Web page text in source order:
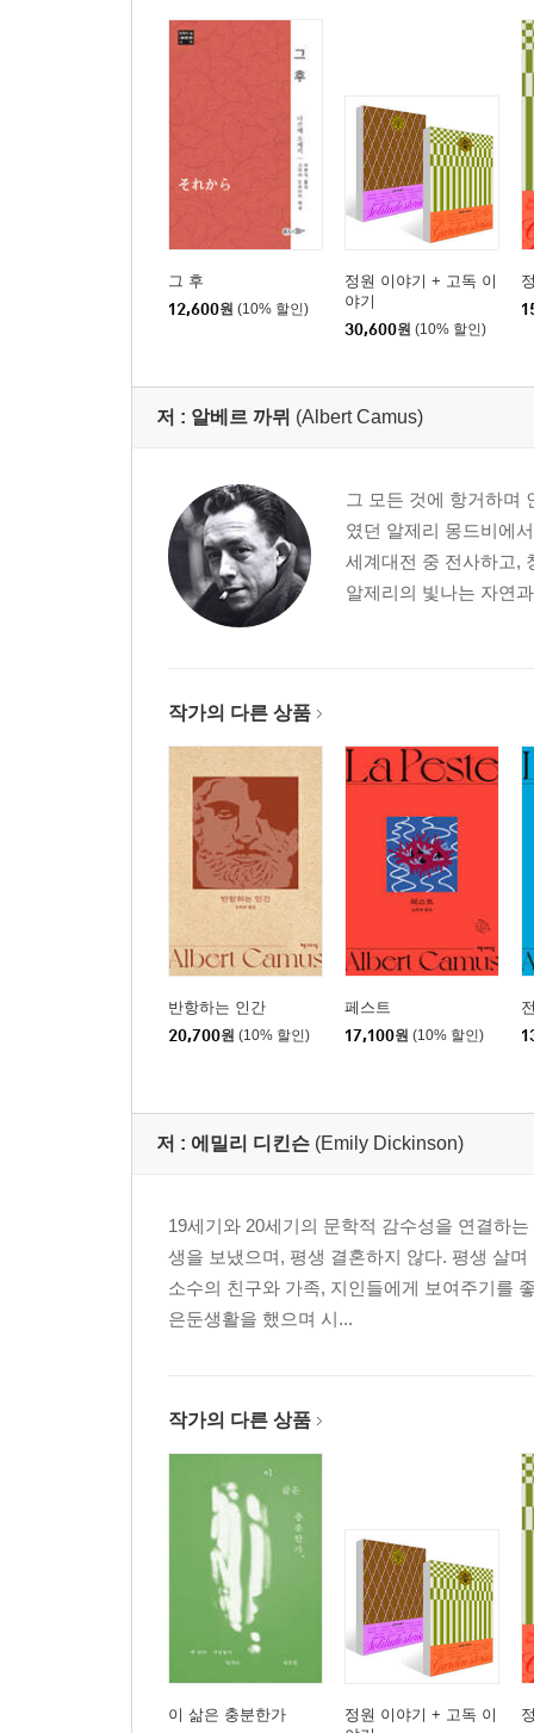
그 후
12,600원 (10% 할인)
정원 이야기 + 고독 이
야기
30,600원 (10% 할인)
저 : 알베르 까뮈 (Albert Camus)
그 모든 것에 항거하며
였던 알제리 몽드비에
세계대전 중 전사하고,
알제리의 빛나는 자연
작가의 다른 상품
반항하는 인간
20,700원 (10% 할인)
페스트
17,100원 (10% 할인)
저 : 에밀리 디킨슨 (Emily Dickinson)
19세기와 20세기의 문학적 감수성을 연결하
생을 보냈으며, 평생 결혼하지 않다. 평생 살
소수의 친구와 가족, 지인들에게 보여주기를
은둔생활을 했으며 시...
작가의 다른 상품
이 삶은 충분한가
정원 이야기 + 고독 이